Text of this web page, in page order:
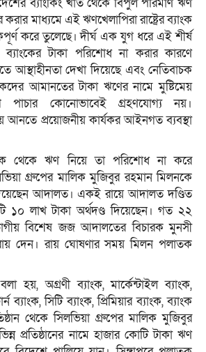
ব্যাংকিং খাত থেকে বিপুল পরিমাণ ঋণ
করার মাধ্যমে এই ঋণখেলাপিরা রাষ্ট্রের ব্যাংক
করে তুলেছে। দীর্ঘ এক যুগ ধরে এই শীর্ষ
টাকা পরিশোধ না করার কারণে
আস্থাহীনতা দেখা দিয়েছে এবং নেতিবাচক
আমানতের টাকা ঋণের নামে মুষ্টিমেয়
পাচার কোনোভাবেই গ্রহণযোগ্য নয়।
আনতে প্রয়োজনীয় কার্যকর আইনগত ব্যবস্থা
থেকে ঋণ নিয়ে তা পরিশোধ না করে
গ্রুপের মালিক মুজিবুর রহমান মিলনকে
আদালত। একই রায়ে আদালত দণ্ডিত
লাখ টাকা অর্থদণ্ড দিয়েছেন। গত ২২
বিশেষ জজ আদালতের বিচারক মুনসী
দেন। রায় ঘোষণার সময় মিলন পলাতক
হয়, অগ্রণী ব্যাংক, মার্কেন্টাইল ব্যাংক,
ব্যাংক, সিটি ব্যাংক, প্রিমিয়ার ব্যাংক, ব্যাংক
থেকে সিলভিয়া গ্রুপের মালিক মুজিবুর
প্রতিষ্ঠানের নামে হাজার কোটি টাকা ঋণ